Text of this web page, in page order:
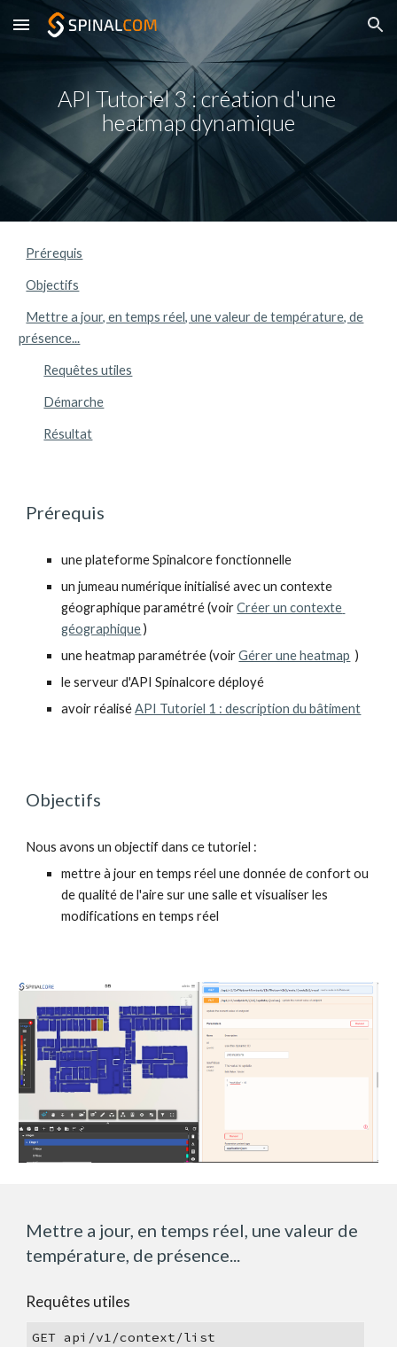
Skip to main content Skip to navigation
API Tutoriel 3 : création d'une
heatmap dynamique
Prérequis
Objectifs
Mettre a jour, en temps réel, une valeur de température, de
présence...
Requêtes utiles
Démarche
Résultat
Prérequis
une plateforme Spinalcore fonctionnelle
un jumeau numérique initialisé avec un contexte
géographique paramétré (voir Créer un contexte
géographique )
une heatmap paramétrée (voir Gérer une heatmap
  )
le serveur d'API Spinalcore déployé
avoir réalisé API Tutoriel 1 : description du bâtiment
Objectifs
Nous avons un objectif dans ce tutoriel :
mettre à jour en temps réel une donnée de confort ou
de qualité de l'aire sur une salle et visualiser les
modifications en temps réel
Mettre a jour, en temps réel, une valeur de
température, de présence...
Requêtes utiles
GET api/v1/context/list